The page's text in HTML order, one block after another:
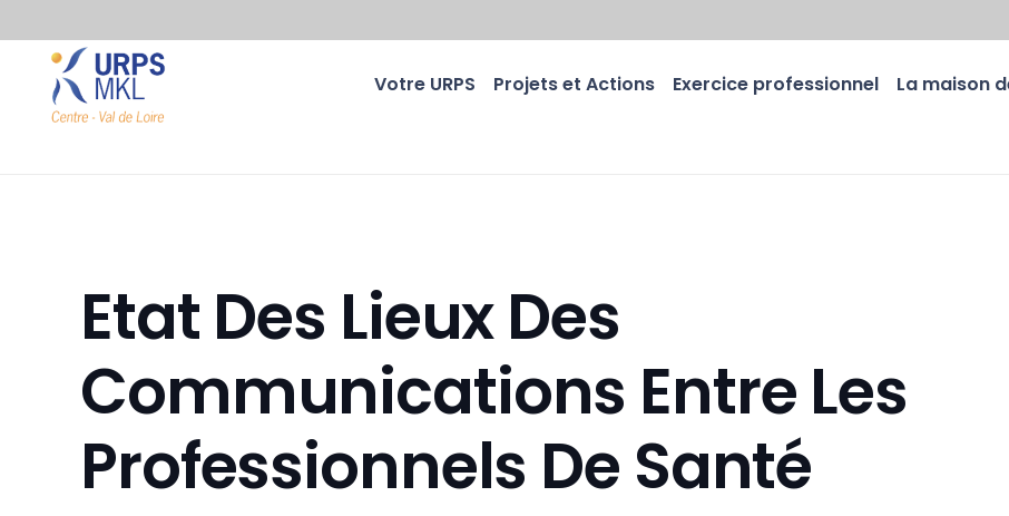
Votre URPS Projets et Actions Exercice professionnel La maison
Etat Des Lieux Des
Communications Entre Les
Professionnels De Santé